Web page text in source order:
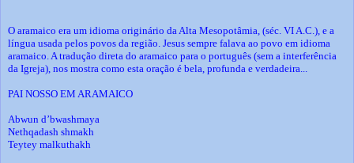
O aramaico era um idioma originário da Alta Mesopotâmia, (séc. VI A.C.), e a
língua usada pelos povos da região. Jesus sempre falava ao povo em idioma
aramaico. A tradução direta do aramaico para o português (sem a interferência
da Igreja), nos mostra como esta oração é bela, profunda e verdadeira...
PAI NOSSO EM ARAMAICO
Abwun d’bwashmaya
Nethqadash shmakh
Teytey malkuthakh